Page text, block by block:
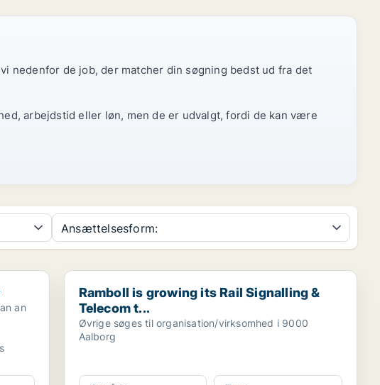
nedenfor de job, der matcher din søgning bedst ud fra det
arbejdstid eller løn, men de er udvalgt, fordi de kan være
Ansættelsesform:
an
Ramboll is growing its Rail Signalling & Telecom t...
Ramboll is growing its Rail Signalling &
Telecom t...
Øvrige søges til organisation/virksomhed i 9000
Aalborg